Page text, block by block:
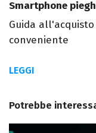
Smartphone
Guida
conveniente
LEGGI
Potrebbe